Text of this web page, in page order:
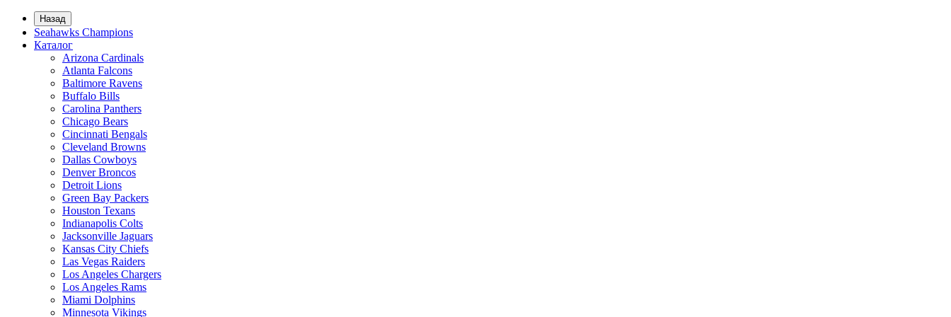
Назад
Seahawks Champions
Каталог
Arizona Cardinals
Atlanta Falcons
Baltimore Ravens
Buffalo Bills
Carolina Panthers
Chicago Bears
Cincinnati Bengals
Cleveland Browns
Dallas Cowboys
Denver Broncos
Detroit Lions
Green Bay Packers
Houston Texans
Indianapolis Colts
Jacksonville Jaguars
Kansas City Chiefs
Las Vegas Raiders
Los Angeles Chargers
Los Angeles Rams
Miami Dolphins
Minnesota Vikings